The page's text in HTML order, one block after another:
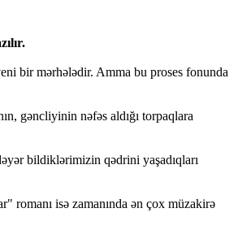
bir mərhələdir. Amma bu proses fonunda
gəncliyinin nəfəs aldığı torpaqlara
bildiklərimizin qədrini yaşadıqları
romanı isə zamanında ən çox müzakirə